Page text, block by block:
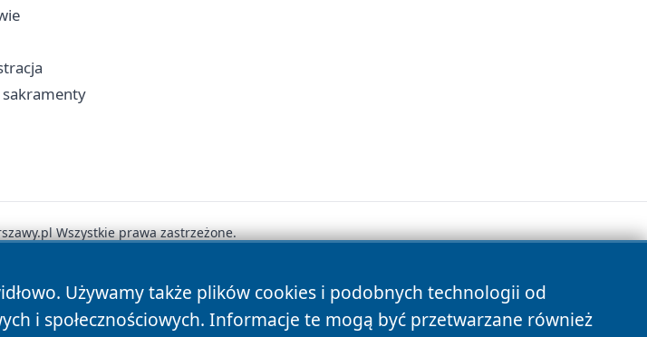
sakramenty
Używamy także plików cookies i podobnych technologii od
i społecznościowych. Informacje te mogą być przetwarzane również
Wszystkie prawa zastrzeżone.
Prywatności Polityka Cookies